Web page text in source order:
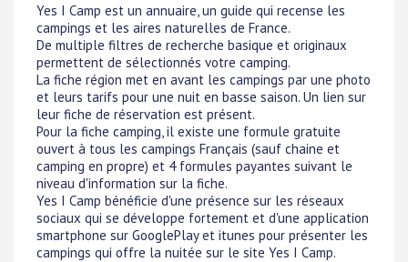
Yes I Camp est un annuaire, un guide qui recense les
campings et les aires naturelles de France.
De multiple filtres de recherche basique et originaux
permettent de sélectionnés votre camping.
La fiche région met en avant les campings par une photo
et leurs tarifs pour une nuit en basse saison. Un lien sur
leur fiche de réservation est présent.
Pour la fiche camping, il existe une formule gratuite
ouvert à tous les campings Français (sauf chaine et
camping en propre) et 4 formules payantes suivant le
niveau d'information sur la fiche.
Yes I Camp bénéficie d'une présence sur les réseaux
sociaux qui se développe fortement et d'une application
smartphone sur GooglePlay et itunes pour présenter les
campings qui offre la nuitée sur le site Yes I Camp.